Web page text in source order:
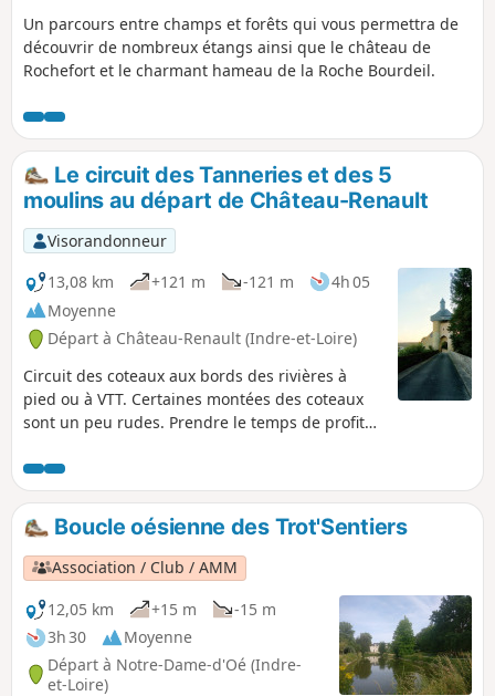
Un parcours entre champs et forêts qui vous permettra de
découvrir de nombreux étangs ainsi que le château de
Rochefort et le charmant hameau de la Roche Bourdeil.
Le circuit des Tanneries et des 5
moulins au départ de Château-Renault
Visorandonneur
13,08 km
+121 m -121 m
4h 05
Moyenne
Départ à Château-Renault (Indre-et-Loire)
Circuit des coteaux aux bords des rivières à
pied ou à VTT. Certaines montées des coteaux
sont un peu rudes. Prendre le temps de profiter
Boucle oésienne des Trot'Sentiers
Association / Club / AMM
12,05 km
+15 m
-15 m
3h 30
Moyenne
Départ à Notre-Dame-d'Oé (Indre-
et-Loire)